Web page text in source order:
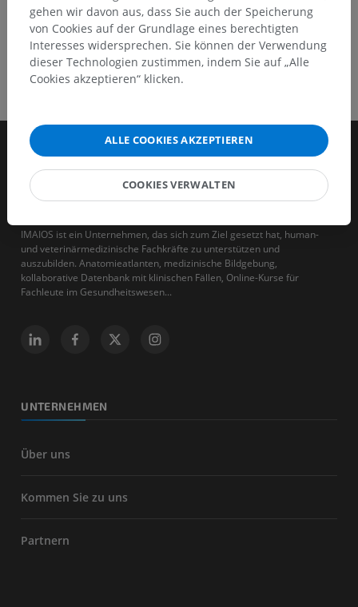
IMAIOS ist ein Unternehmen, das sich zum Ziel gesetzt hat, human-
und veterinärmedizinische Fachkräfte zu unterstützen und
auszubilden. Anatomieatlanten, medizinische Bildgebung,
kollaborative Datenbank mit klinischen Fällen, Online-Kurse für
Fachleute im Gesundheitswesen...
UNTERNEHMEN
Über uns
Kommen Sie zu uns
Partnern
gehen wir davon aus, dass Sie auch der Speicherung
von Cookies auf der Grundlage eines berechtigten
Interesses widersprechen. Sie können der Verwendung
dieser Technologien zustimmen, indem Sie auf „Alle
Cookies akzeptieren“ klicken.
ALLE COOKIES AKZEPTIEREN
COOKIES VERWALTEN